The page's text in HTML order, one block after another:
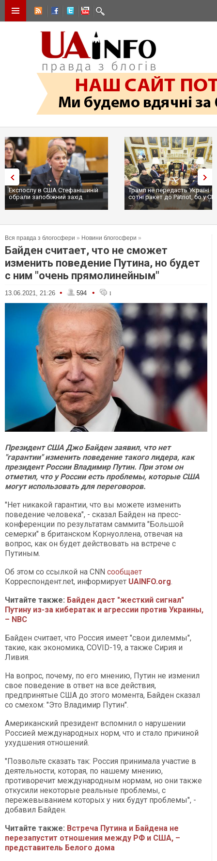
Експослу в США Стефанішиній
обрали запобіжний захід
Трамп не передасть Україні
сотні ракет до Patriot, бо у
...
Вся правда з блогосфери » Новини блогосфери »
Байден считает, что не сможет
изменить поведение Путина, но будет
с ним "очень прямолинейным"
13.06.2021, 21:26 • 594 • 1
Президент США Джо Байден заявил, что нет
"гарантии" изменить поведение такого лидера, как
президент России Владимир Путин. При этом он
отметил, что у России есть проблемы, которые США
могут использовать для переговоров.
"Нет никакой гарантии, что вы можете изменить
поведение человека", - сказал Байден на пресс-
конференции по результатам саммита "Большой
семерки" в британском Корнуоллена, отвечая на
вопрос, как он будет действовать на встрече с
Путиным.
Об этом со ссылкой на CNN сообщает
Корреспондент.net, информирует UAINFO.org.
Читайте также: Байден даст "жесткий сигнал"
Путину из-за кибератак и агрессии против Украины,
– NBC
Байден считает, что Россия имеет "свои дилеммы",
такие, как экономика, COVID-19, а также Сирия и
Ливия.
На вопрос, почему, по его мнению, Путин не изменил
свое поведение в ответ на все действия,
предпринятые США до этого момента, Байден сказал
со смехом: "Это Владимир Путин".
Американский президент вспомнил о нарушении
Россией международных норм, что и стало причиной
ухудшения отношений.
"Позвольте сказать так: Россия принимала участие в
деятельности, которая, по нашему мнению,
противоречит международным нормам, но они также
откусили некоторые реальные проблемы, с
пережевыванием которых у них будут проблемы", -
добавил Байден.
Читайте также: Встреча Путина и Байдена не
перезапустит отношения между РФ и США, –
представитель Белого дома